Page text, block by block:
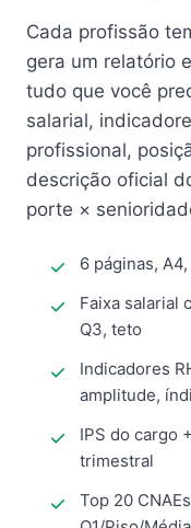
Cada profissão
gera um relatório
tudo que você
salarial,
profissional,
descrição oficial
porte ×
6 páginas,
Faixa salarial
Q3, teto
Indicadores
amplitude,
IPS do cargo
trimestral
Top 20